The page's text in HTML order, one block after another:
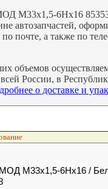
М33х1,5-6Нх16
автозапчастей,
по почте, а также по
объемов
России, в
о доставке и
МОД М33х1,5-6Нх16 /